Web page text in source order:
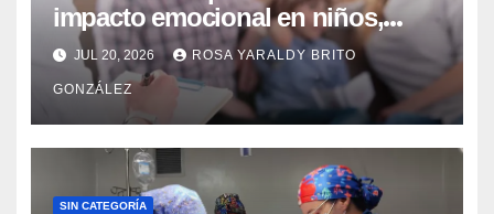
impacto emocional en niños,
niñas, adolescentes y madres
JUL 20, 2026 ROSA YARALDY BRITO
GONZÁLEZ
SIN CATEGORÍA